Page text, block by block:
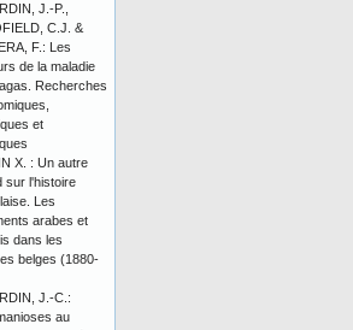
J.-P.,
C.J. &
F.: Les
de la maladie
Recherches
et
X. : Un autre
sur l'histoire
Les
arabes et
dans les
belges (1880-
J.-C.:
au